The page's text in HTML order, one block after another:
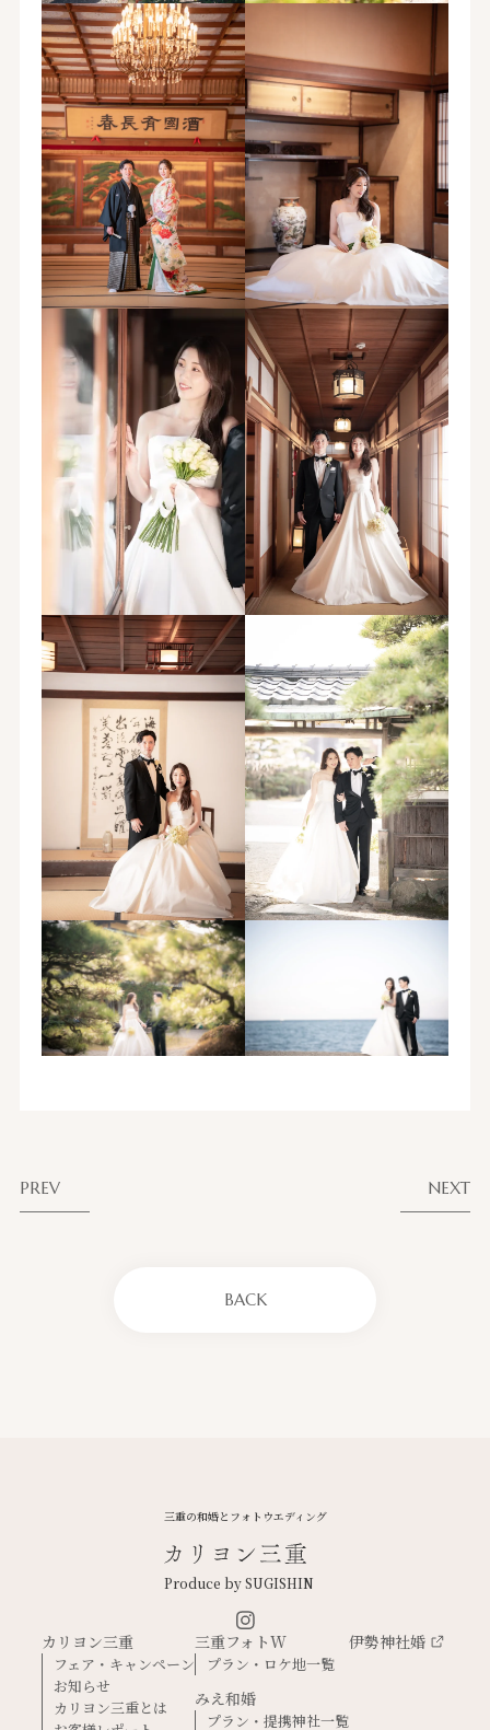
PREV NEXT
BACK
三重の和婚とフォトウエディング
Produce by SUGISHIN
カリヨン三重
フェア・キャンペーン
お知らせ
カリヨン三重とは
三重フォトW
プラン・ロケ地一覧
みえ和婚
プラン・提携神社一覧
伊勢神社婚